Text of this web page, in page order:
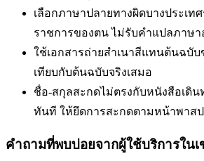
เลือกภาษาปลายทางผิดบางประเท
ราชการของตน ไม่รับคำแปลภาษา
ใช้เอกสารถ่ายสำเนาสีแทนต้นฉบับ
เทียบกับต้นฉบับจริงเสมอ
ชื่อ-สกุลสะกดไม่ตรงกับหนังสือเดิน
ทันที ให้ยึดการสะกดตามหน้าพาสป
คำถามที่พบบ่อยจากผู้ใช้บริการใน